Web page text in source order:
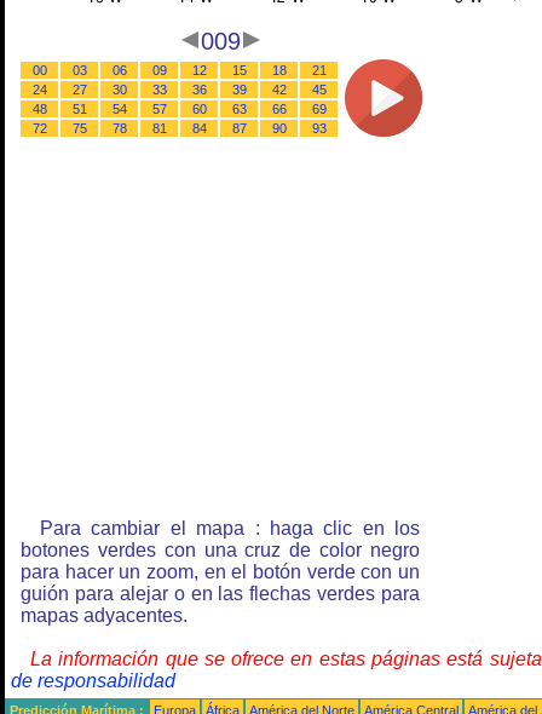
009
00 03 06 09 12 15 18
21
24
27 30 33 36 39 42
45
48
51 54 57 60 63 66
69
72
75 78 81 84 87 90 93
Para cambiar el mapa : haga clic en los
botones verdes con una cruz de color negro
para hacer un zoom, en el botón verde con un
guión para alejar o en las flechas verdes para
mapas adyacentes.
La información que se ofrece en estas páginas está
de responsabilidad
Predicción Marítima : Europa África América del Norte América Central
América del